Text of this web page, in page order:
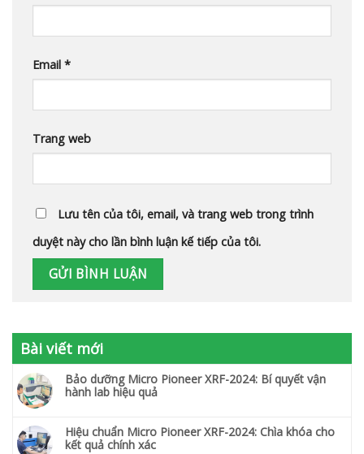
Email *
Trang web
Lưu tên của tôi, email, và trang web trong trình
duyệt này cho lần bình luận kế tiếp của tôi.
Bài viết mới
Bảo dưỡng Micro Pioneer XRF-2024: Bí quyết vận
hành lab hiệu quả
Hiệu chuẩn Micro Pioneer XRF-2024: Chìa khóa cho
kết quả chính xác